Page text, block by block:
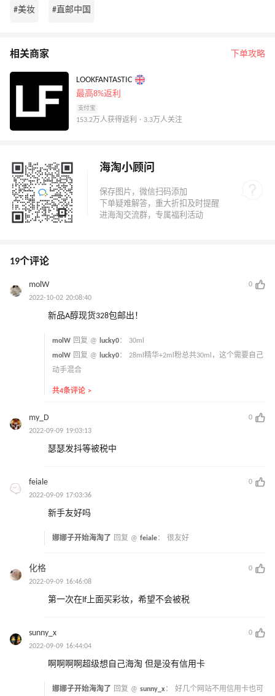
#美妆 #直邮中国
相关商家 下单攻略
LOOKFANTASTIC
最高8%返利
支付宝
153.2万人获得返利 · 3.3万人关注
海淘小顾问
19个评论
molW
0
2022-10-02 20:08:40
新品A醇现货328包邮出！
molW 回复 @ lucky0： 30ml
molW 回复 @ lucky0： 28ml精华+2ml粉总共30ml，这个需要自己
动手混合
共4条评论 >
my_D
0
2022-09-09 19:03:13
瑟瑟发抖等被税中
feiale
0
2022-09-09 17:03:36
新手友好吗
娜娜子开始海淘了 回复 @ feiale： 很友好
化格
0
2022-09-09 16:46:08
第一次在lf上面买彩妆，希望不会被税
sunny_x
0
2022-09-09 16:44:04
啊啊啊啊超级想自己海淘 但是没有信用卡
娜娜子开始海淘了 回复 @ sunny_x： 好几个网站不用信用卡也可